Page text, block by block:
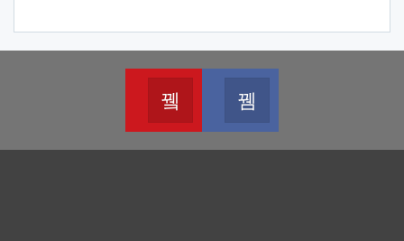
Facebook
Join us on Facebook